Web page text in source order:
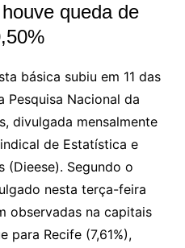
queda de
básica subiu em 11 das
Pesquisa Nacional da
divulgada mensalmente
de Estatística e
(Dieese). Segundo o
nesta terça-feira
observadas na capitais
para Recife (7,61%),